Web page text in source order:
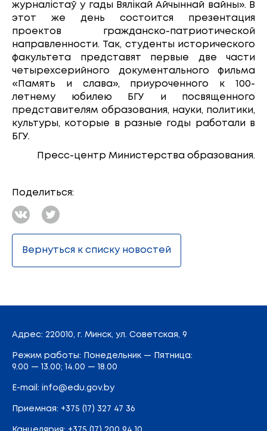
журналістаў у гады Вялікай Айчыннай вайны». В
этот же день состоится презентация
проектов гражданско-патриотической
направленности. Так, студенты исторического
факультета представят первые две части
четырехсерийного документального фильма
«Память и слава», приуроченного к 100-
летнему юбилею БГУ и посвященного
представителям образования, науки, политики,
культуры, которые в разные годы работали в
БГУ.
Пресс-центр Министерства образования.
Поделиться:
Вернуться к списку новостей
Адрес: 220010, г. Минск, ул. Советская, 9
Режим работы: Понедельник — Пятница:
9.00 — 13.00; 14.00 — 18.00
E-mail: info@edu.gov.by
Приемная: +375 (17) 327 47 36